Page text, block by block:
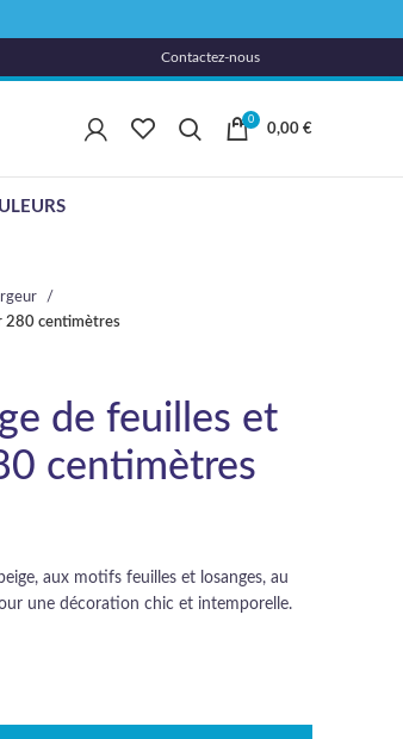
Contactez-nous
0
0,00 €
280 centimètres
de feuilles et
centimètres
aux motifs feuilles et losanges, au
une décoration chic et intemporelle.